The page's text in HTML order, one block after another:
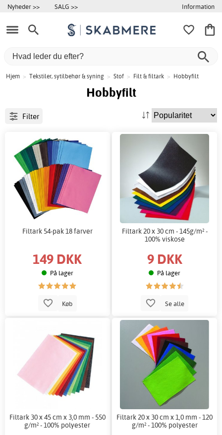
Nyheder >> SALG >> Information
Hjem > Tekstiler, sytilbehør & syning > Stof > Filt & filtark > Hobbyfilt
Hobbyfilt
Filter
Filtark 54-pak 18 farver
149 DKK
På lager
Køb
Filtark 20 x 30 cm - 145g/m² -
100% viskose
9 DKK
På lager
Se alle
Filtark 30 x 45 cm x 3,0 mm - 550
g/m² - 100% polyester
Filtark 20 x 30 cm x 1,0 mm - 120
g/m² - 100% polyester